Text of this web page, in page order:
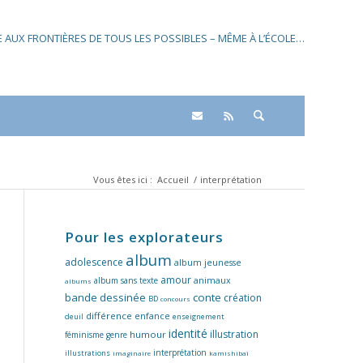
AUX FRONTIÈRES DE TOUS LES POSSIBLES – MÊME À L’ÉCOLE…
Vous êtes ici : Accueil / interprétation
Pour les explorateurs
adolescence album album jeunesse
albums album sans texte amour animaux
bande dessinée BD concours conte création
deuil différence enfance enseignement
féminisme genre humour identité illustration
illustrations imaginaire interprétation kamishibaï